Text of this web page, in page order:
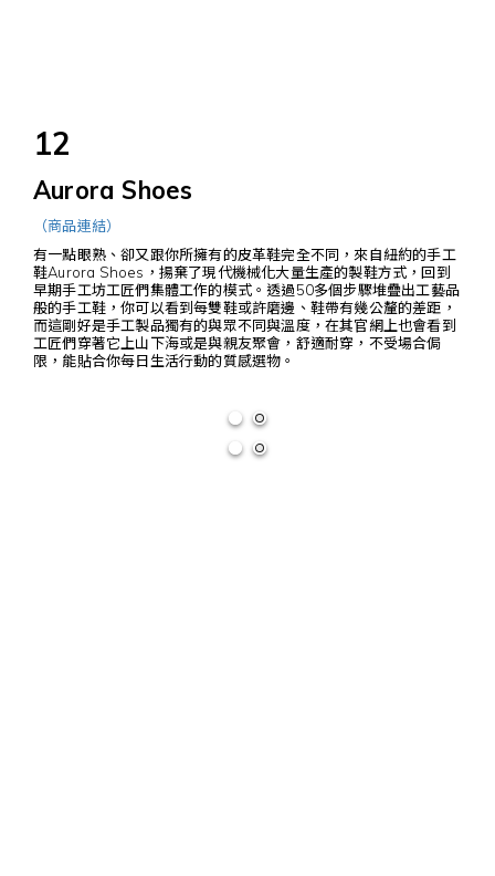
12
Aurora Shoes
（商品連結）
有一點眼熟、卻又跟你所擁有的皮革鞋完全不同，來自紐約的手工
鞋Aurora Shoes，揚棄了現代機械化大量生產的製鞋方式，回到
早期手工坊工匠們集體工作的模式。透過50多個步驟堆疊出工藝品
般的手工鞋，你可以看到每雙鞋或許磨邊、鞋帶有幾公釐的差距，
而這剛好是手工製品獨有的與眾不同與溫度，在其官網上也會看到
工匠們穿著它上山下海或是與親友聚會，舒適耐穿，不受場合侷
限，能貼合你每日生活行動的質感選物。